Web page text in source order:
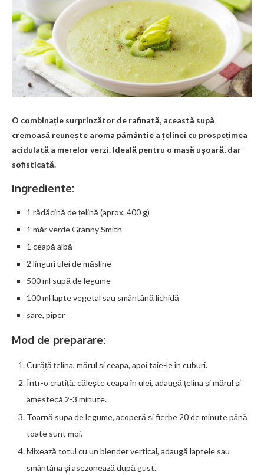
O combinație surprinzător de rafinată, această supă
cremoasă reunește aroma pământie a țelinei cu prospețimea
acidulată a merelor verzi. Ideală pentru o masă ușoară, dar
sofisticată.
Ingrediente:
1 rădăcină de țelină (aprox. 400 g)
1 măr verde Granny Smith
1 ceapă albă
2 linguri ulei de măsline
500 ml supă de legume
100 ml lapte vegetal sau smântână lichidă
sare, piper
Mod de preparare:
Curăță țelina, mărul și ceapa, apoi taie-le în cuburi.
Într-o cratiță, călește ceapa în ulei, adaugă țelina și mărul și
amestecă 2-3 minute.
Toarnă supa de legume, acoperă și fierbe 20 de minute până
toate sunt moi.
Mixează totul cu un blender vertical, adaugă laptele sau
smântâna și asezonează după gust.